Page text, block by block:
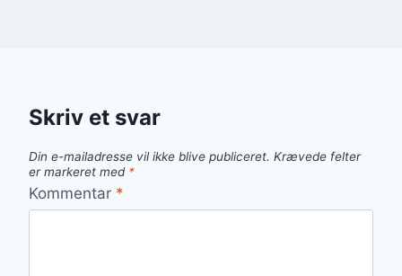
Skriv et svar
Din e-mailadresse vil ikke blive publiceret. Krævede felter
er markeret med *
Kommentar *